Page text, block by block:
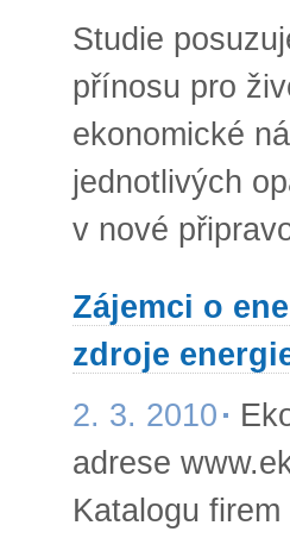
Studie
přínosu pro
ekonomické
jednotlivých
v nové
Zájemci o
zdroje
2. 3. 2010
adrese
Katalogu